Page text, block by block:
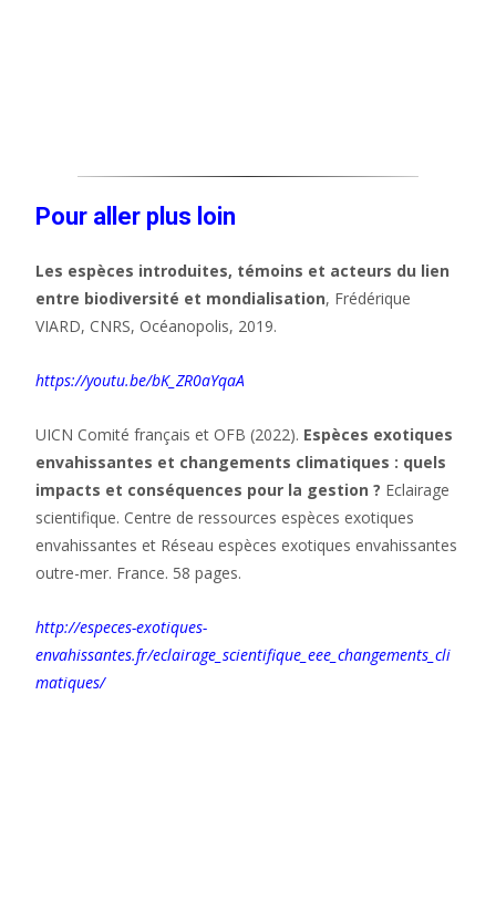
Pour aller plus loin
Les espèces introduites, témoins et acteurs du lien
entre biodiversité et mondialisation, Frédérique
VIARD, CNRS, Océanopolis, 2019.
https://youtu.be/bK_ZR0aYqaA
UICN Comité français et OFB (2022). Espèces exotiques
envahissantes et changements climatiques : quels
impacts et conséquences pour la gestion ? Eclairage
scientifique. Centre de ressources espèces exotiques
envahissantes et Réseau espèces exotiques envahissantes
outre-mer. France. 58 pages.
http://especes-exotiques-
envahissantes.fr/eclairage_scientifique_eee_changements_cli
matiques/